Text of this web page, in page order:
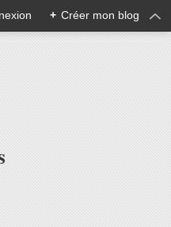
+ Créer mon blog